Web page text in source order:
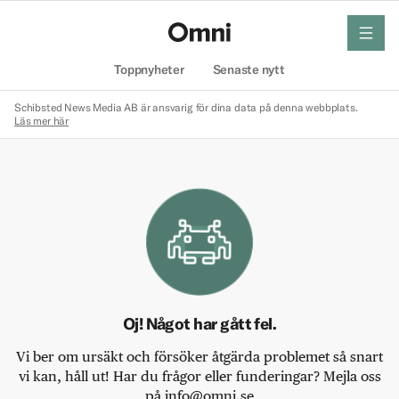
Toppnyheter Senaste nytt
meny
Schibsted News Media AB är ansvarig för dina data på denna webbplats.
Läs mer här
Oj! Något har gått fel.
Vi ber om ursäkt och försöker åtgärda problemet så snart
vi kan, håll ut! Har du frågor eller funderingar? Mejla oss